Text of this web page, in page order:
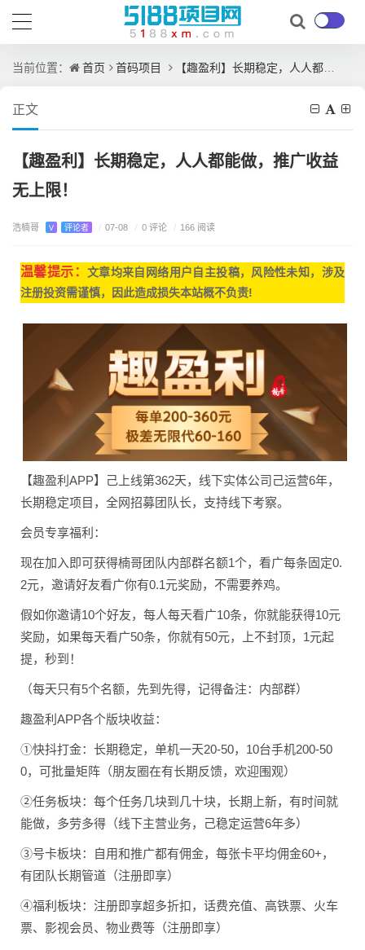
当前位置： 首页 首码项目 【趣盈利】长期稳定，人人都能做，推广收益无上限！
正文
【趣盈利】长期稳定，人人都能做，推广收益
无上限！
浩楠哥 V 评论者 / 07-08 / 0 评论 / 166 阅读
温馨提示： 文章均来自网络用户自主投稿， 风险性未知，涉及
注册投资需谨慎，因此造成损失本站概不负责!
【趣盈利APP】己上线第362天，线下实体公司己运营6年，
长期稳定项目，全网招募团队长，支持线下考察。
会员专享福利：
现在加入即可获得楠哥团队内部群名额1个，看广每条固定0.
2元，邀请好友看广你有0.1元奖励，不需要养鸡。
假如你邀请10个好友，每人每天看广10条，你就能获得10元
奖励，如果每天看广50条，你就有50元，上不封顶，1元起
提，秒到！
（每天只有5个名额，先到先得，记得备注：内部群）
趣盈利APP各个版块收益：
①快抖打金：长期稳定，单机一天20-50，10台手机200-50
0，可批量矩阵（朋友圈在有长期反馈，欢迎围观）
②任务板块：每个任务几块到几十块，长期上新，有时间就
能做，多劳多得（线下主营业务，己稳定运营6年多）
③号卡板块：自用和推广都有佣金，每张卡平均佣金60+，
有团队长期管道（注册即享）
④福利板块：注册即享超多折扣，话费充值、高铁票、火车
票、影视会员、物业费等（注册即享）